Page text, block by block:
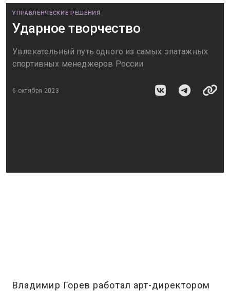
УПРАВЛЕНЧЕСКИЕ РЕШЕНИЯ
Ударное творчество
Увлекательный путь одного из самых эпатажных
спортивных менеджеров России
6 октября 2023
Владимир Горев работал арт-директором